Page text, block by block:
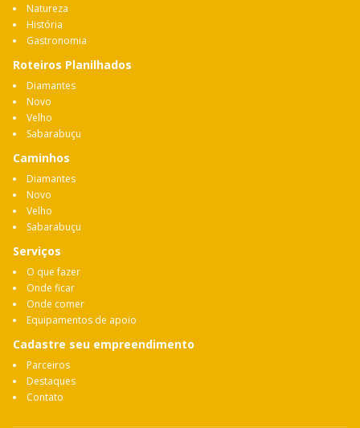
Natureza
História
Gastronomia
Roteiros Planilhados
Diamantes
Novo
Velho
Sabarabuçu
Caminhos
Diamantes
Novo
Velho
Sabarabuçu
Serviços
O que fazer
Onde ficar
Onde comer
Equipamentos de apoio
Cadastre seu empreendimento
Parceiros
Destaques
Contato